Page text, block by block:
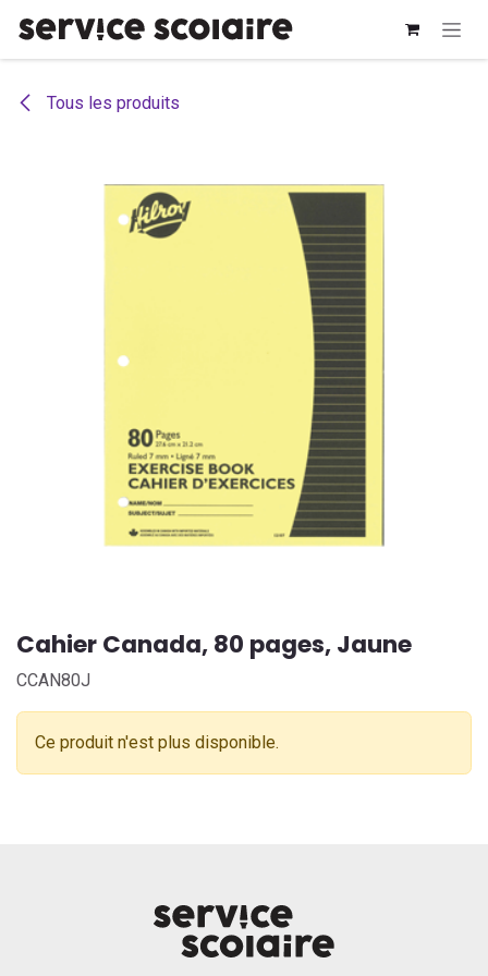
Tous les produits
Cahier Canada, 80 pages, Jaune
CCAN80J
Ce produit n'est plus disponible.